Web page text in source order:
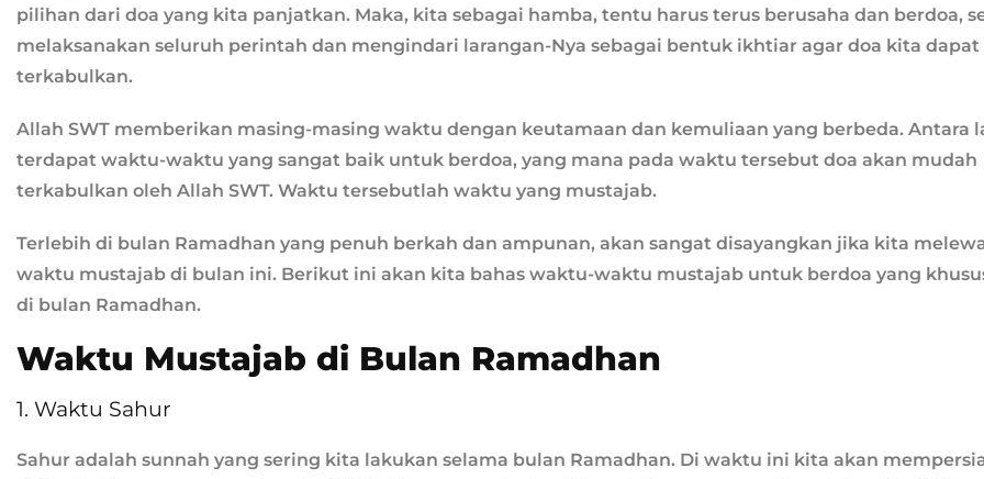
pilihan dari doa yang kita panjatkan. Maka, kita sebagai hamba, tentu harus terus berusaha dan berdoa,
melaksanakan seluruh perintah dan mengindari larangan-Nya sebagai bentuk ikhtiar agar doa kita dapat
terkabulkan.
Allah SWT memberikan masing-masing waktu dengan keutamaan dan kemuliaan yang berbeda. Antara
terdapat waktu-waktu yang sangat baik untuk berdoa, yang mana pada waktu tersebut doa akan mudah
terkabulkan oleh Allah SWT. Waktu tersebutlah waktu yang mustajab.
Terlebih di bulan Ramadhan yang penuh berkah dan ampunan, akan sangat disayangkan jika kita
waktu mustajab di bulan ini. Berikut ini akan kita bahas waktu-waktu mustajab untuk berdoa yang
di bulan Ramadhan.
Waktu Mustajab di Bulan Ramadhan
1. Waktu Sahur
Sahur adalah sunnah yang sering kita lakukan selama bulan Ramadhan. Di waktu ini kita akan